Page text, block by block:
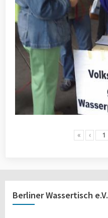
« ‹
Berliner Wassertisch e.V.